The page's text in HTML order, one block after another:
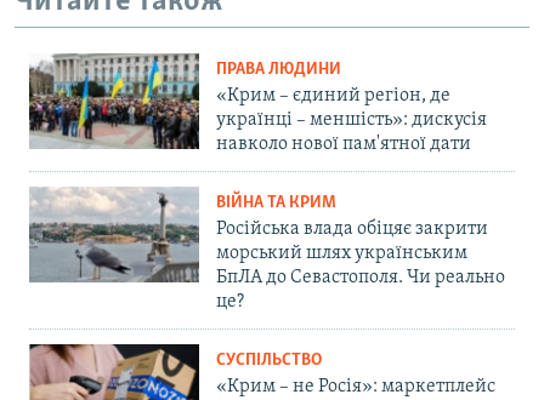
ПРАВА ЛЮДИНИ
«Крим – єдиний регіон, де
українці – меншість»: дискусія
навколо нової пам'ятної дати
ВІЙНА ТА КРИМ
Російська влада обіцяє закрити
морський шлях українським
БпЛА до Севастополя. Чи реально
це?
СУСПІЛЬСТВО
«Крим – не Росія»: маркетплейс